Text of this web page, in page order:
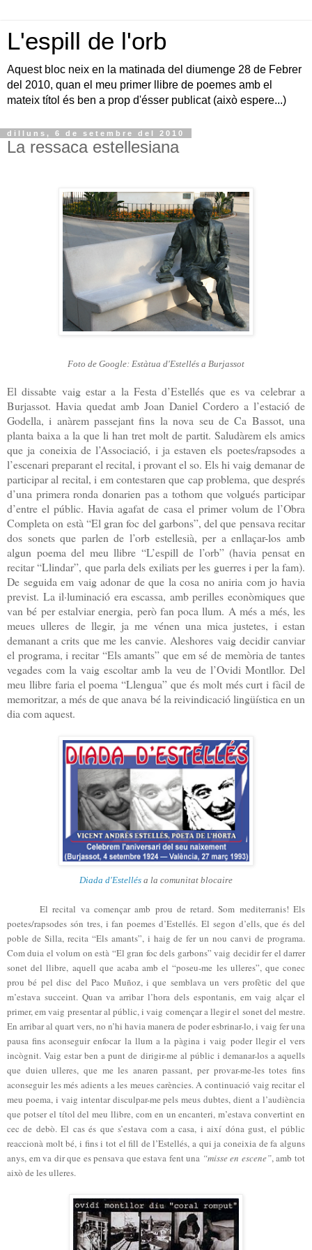
L'espill de l'orb
Aquest bloc neix en la matinada del diumenge 28 de Febrer
del 2010, quan el meu primer llibre de poemes amb el
mateix títol és ben a prop d'ésser publicat (això espere...)
dilluns, 6 de setembre del 2010
La ressaca estellesiana
Foto de Google: Estàtua d'Estellés a Burjassot
El dissabte vaig estar a la Festa d’Estellés que es va celebrar a
Burjassot. Havia quedat amb Joan Daniel Cordero a l’estació de
Godella, i anàrem passejant fins la nova seu de Ca Bassot, una
planta baixa a la que li han tret molt de partit. Saludàrem els amics
que ja coneixia de l’Associació, i ja estaven els poetes/rapsodes a
l’escenari preparant el recital, i provant el so. Els hi vaig demanar de
participar al recital, i em contestaren que cap problema, que després
d’una primera ronda donarien pas a tothom que volgués participar
d’entre el públic. Havia agafat de casa el primer volum de l’Obra
Completa on està “El gran foc del garbons”, del que pensava recitar
dos sonets que parlen de l’orb estellesià, per a enllaçar-los amb
algun poema del meu llibre “L’espill de l’orb”(havia pensat en
recitar “Llindar”, que parla dels exiliats per les guerres i per la fam).
De seguida em vaig adonar de que la cosa no aniria com jo havia
previst. La il·luminació era escassa, amb perilles econòmiques que
van bé per estalviar energia, però fan poca llum. A més a més, les
meues ulleres de llegir, ja me vénen una mica justetes, i estan
demanant a crits que me les canvie. Aleshores vaig decidir canviar
el programa, i recitar “Els amants” que em sé de memòria de tantes
vegades com la vaig escoltar amb la veu de l’Ovidi Montllor. Del
meu llibre faria el poema “Llengua” que és molt més curt i fàcil de
memoritzar, a més de que anava bé la reivindicació lingüística en un
dia com aquest.
Diada d'Estellés a la comunitat blocaire
El recital va començar amb prou de retard. Som mediterranis! Els
poetes/rapsodes són tres, i fan poemes d’Estellés. El segon d’ells, que és del
poble de Silla, recita “Els amants”, i haig de fer un nou canvi de programa.
Com duia el volum on està “El gran foc dels garbons” vaig decidir fer el darrer
sonet del llibre, aquell que acaba amb el “poseu-me les ulleres”, que conec
prou bé pel disc del Paco Muñoz, i que semblava un vers profètic del que
m’estava succeint. Quan va arribar l’hora dels espontanis, em vaig alçar el
primer, em vaig presentar al públic, i vaig començar a llegir el sonet del mestre.
En arribar al quart vers, no n’hi havia manera de poder esbrinar-lo, i vaig fer una
pausa fins aconseguir enfocar la llum a la pàgina i vaig poder llegir el vers
incògnit. Vaig estar ben a punt de dirigir-me al públic i demanar-los a aquells
que duien ulleres, que me les anaren passant, per provar-me-les totes fins
aconseguir les més adients a les meues carències. A continuació vaig recitar el
meu poema, i vaig intentar disculpar-me pels meus dubtes, dient a l’audiència
que potser el títol del meu llibre, com en un encanteri, m’estava convertint en
cec de debò. El cas és que s’estava com a casa, i així dóna gust, el públic
reaccionà molt bé, i fins i tot el fill de l’Estellés, a qui ja coneixia de fa alguns
anys, em va dir que es pensava que estava fent una “misse en escene”, amb tot
això de les ulleres.